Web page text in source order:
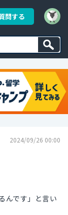
問する
2024/09/26 00:00
んです」と言い